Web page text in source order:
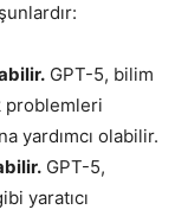
GPT-5, bilim
problemleri
yardımcı olabilir.
GPT-5,
yaratıcı